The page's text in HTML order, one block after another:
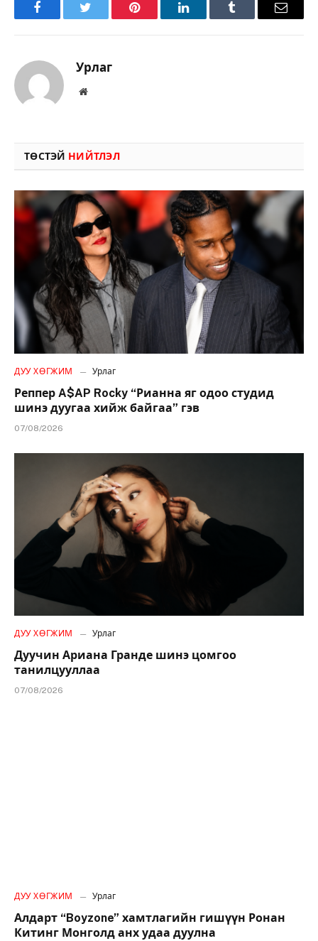
FacebookTwitter Pinterest LinkedInTumblr Имэйл
Урлаг
Вэбсайт
ТӨСТЭЙ НИЙТЛЭЛ
ДУУ ХӨГЖИМ Урлаг
Реппер A$AP Rocky “Рианна яг одоо студид
шинэ дуугаа хийж байгаа” гэв
07/08/2026
ДУУ ХӨГЖИМ Урлаг
Дуучин Ариана Гранде шинэ цомгоо
танилцууллаа
07/08/2026
ДУУ ХӨГЖИМ Урлаг
Алдарт “Boyzone” хамтлагийн гишүүн Ронан
Китинг Монголд анх удаа дуулна